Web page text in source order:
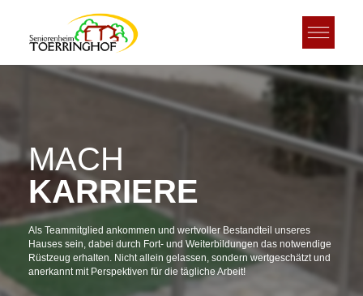
MACH
KARRIERE
Als Teammitglied ankommen und wertvoller Bestandteil unseres
Hauses sein, dabei durch Fort- und Weiterbildungen das notwendige
Rüstzeug erhalten. Nicht allein gelassen, sondern wertgeschätzt und
anerkannt mit Perspektiven für die tägliche Arbeit!